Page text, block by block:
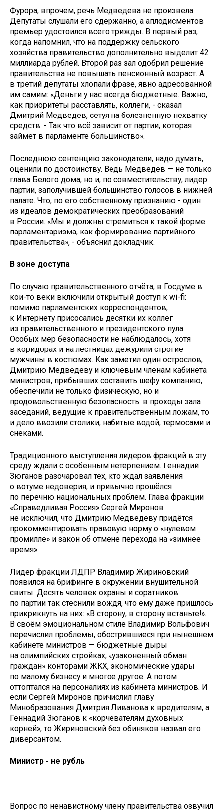
Фурора, впрочем, речь Медведева не произвела.
Депутаты слушали его сдержанно, а аплодисментов
премьер удостоился всего трижды. В первый раз,
когда напомнил, что на поддержку сельского
хозяйства правительство дополнительно выделит 42
миллиарда рублей. Второй раз зал одобрил решение
правительства не повышать пенсионный возраст. А
в третий депутаты хлопали фразе, явно адресованной
им самим: «Деньги у нас всегда бюджетные. Важно,
как приоритеты расставлять, коллеги, - сказал
Дмитрий Медведев, сетуя на болезненную нехватку
средств. - Так что всё зависит от партии, которая
займет в парламенте большинство».
Последнюю сентенцию законодатели, надо думать,
оценили по достоинству. Ведь Медведев — не только
глава Белого дома, но и, по совместительству, лидер
партии, заполучившей большинство голосов в нижней
палате. Что, по его собственному признанию - один
из идеалов демократических преобразований
в России. «Мы и должны стремиться к такой форме
парламентаризма, как формирование партийного
правительства», - объяснил докладчик.
В зоне доступа
По случаю правительственного отчёта, в Госдуме в
кои-то веки включили открытый доступ к wi-fi:
помимо парламентских корреспондентов,
к Интернету присосались десятки их коллег
из правительственного и президентского пула.
Особых мер безопасности не наблюдалось, хотя
в коридорах и на лестницах дежурили строгие
мужчины в костюмах. Как заметил один острослов,
Дмитрию Медведеву и ключевым членам кабинета
министров, прибывших составить шефу компанию,
обеспечили не только физическую, но и
продовольственную безопасность: в проходы зала
заседаний, ведущие к правительственным ложам, то
и дело ввозили столики, набитые водой, термосами и
снеками.
Традиционного выступления лидеров фракций в эту
среду ждали с особенным нетерпением. Геннадий
Зюганов разочаровал тех, кто ждал заявления
о вотуме недоверия, и привычно прошёлся
по перечню национальных проблем. Глава фракции
«Справедливая Россия» Сергей Миронов
не исключил, что Дмитрию Медведеву придётся
прокомментировать правовую норму о «нулевом
промилле» и закон об отмене перехода на «зимнее
время».
Лидер фракции ЛДПР Владимир Жириновский
появился на брифинге в окружении внушительной
свиты. Десять человек охраны и соратников
по партии так стеснили вождя, что ему даже пришлось
прикрикнуть на них: «В сторону, в сторону встаньте!».
В своём эмоциональном стиле Владимир Вольфович
перечислил проблемы, обострившиеся при нынешнем
кабинете министров — бюджетные дыры
на олимпийских стройках, «узаконенный обман
граждан» конторами ЖКХ, экономические удары
по малому бизнесу и многое другое. А потом
оттоптался на персоналиях из кабинета министров. И
если Сергей Миронов причислил главу
Минобразования Дмитрия Ливанова к вредителям, а
Геннадий Зюганов к «корчевателям духовных
корней», то Жириновский без обиняков назвал его
диверсантом.
Министр - не рубль
Вопрос по ненавистному члену правительства озвучил